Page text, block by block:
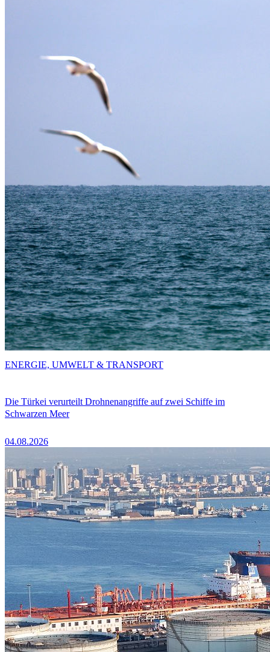
Die Türkei verurteilt Drohnenangriffe auf zwei Schiffe im
Schwarzen Meer
04.08.2026
ENERGIE, UMWELT & TRANSPORT